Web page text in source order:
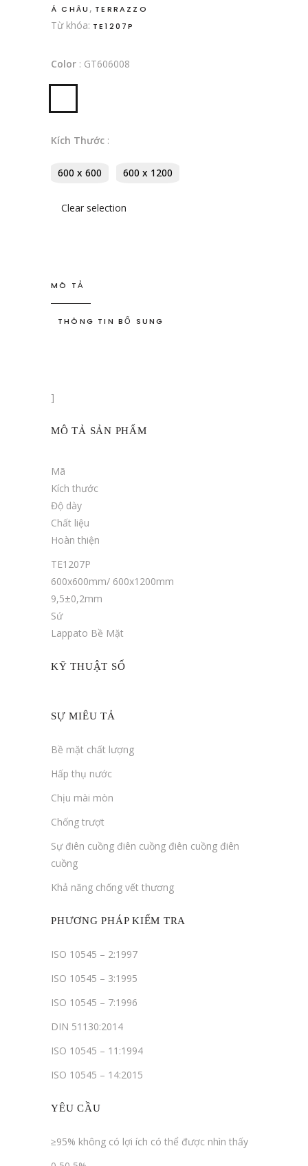
Á CHÂU , TERRAZZO
Từ khóa: TE1207P
Color : GT606008
Kích Thước :
600 x 600 600 x 1200
Clear selection
MÔ TẢ
THÔNG TIN BỔ SUNG
]
MÔ TẢ SẢN PHẨM
Mã
Kích thước
Độ dày
Chất liệu
Hoàn thiện
TE1207P
600x600mm/ 600x1200mm
9,5±0,2mm
Sứ
Lappato Bề Mặt
KỸ THUẬT SỐ
SỰ MIÊU TẢ
Bề mặt chất lượng
Hấp thụ nước
Chịu mài mòn
Chống trượt
Sự điên cuồng điên cuồng điên cuồng điên
cuồng
Khả năng chống vết thương
PHƯƠNG PHÁP KIỂM TRA
ISO 10545 – 2:1997
ISO 10545 – 3:1995
ISO 10545 – 7:1996
DIN 51130:2014
ISO 10545 – 11:1994
ISO 10545 – 14:2015
YÊU CẦU
≥95% không có lợi ích có thể được nhìn thấy